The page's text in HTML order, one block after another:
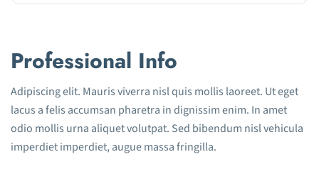
Professional Info
Adipiscing elit. Mauris viverra nisl quis mollis laoreet. Ut eget
lacus a felis accumsan pharetra in dignissim enim. In amet
odio mollis urna aliquet volutpat. Sed bibendum nisl vehicula
imperdiet imperdiet, augue massa fringilla.